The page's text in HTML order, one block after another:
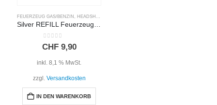
FEUERZEUG GAS/BENZIN HEADSHOP
0out of 5
CHF9,90
inkl. 8,1 % MwSt.
zzgl. Versandkosten
IN DEN WARENKORB